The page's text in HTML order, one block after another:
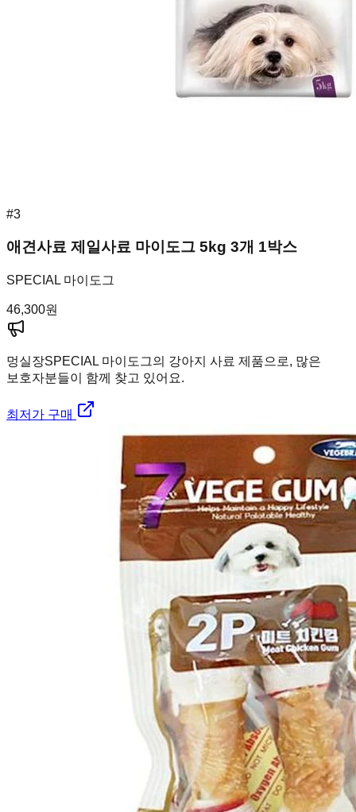
#3
애견사료 제일사료 마이도그 5kg 3개 1박스
SPECIAL 마이도그
46,300원
멍실장SPECIAL 마이도그의 강아지 사료 제품으로, 많은
보호자분들이 함께 찾고 있어요.
최저가 구매